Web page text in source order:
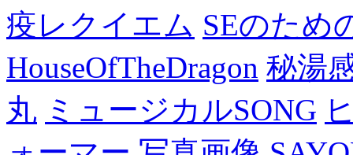
疫レクイエム SEのため
HouseOfTheDragon 秘湯
丸 ミュージカルSONG